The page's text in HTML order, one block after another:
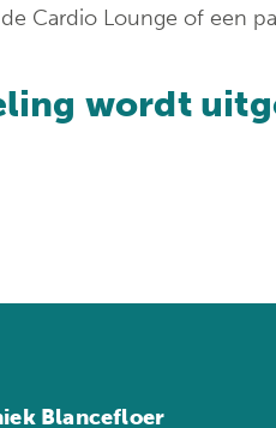
Cardio Lounge of een
wordt
Blancefloer